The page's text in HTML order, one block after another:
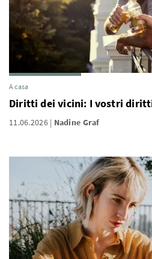
A casa
Diritti dei vicini: I vostri
11.06.2026 Nadine Graf